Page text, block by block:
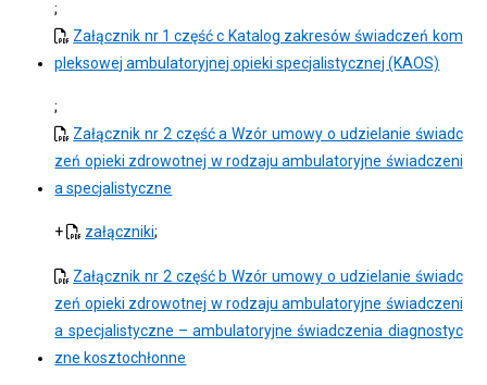
;
Załącznik nr 1 część c Katalog zakresów świadczeń kom
pleksowej ambulatoryjnej opieki specjalistycznej (KAOS)
;
Załącznik nr 2 część a Wzór umowy o udzielanie świadc
zeń opieki zdrowotnej w rodzaju ambulatoryjne świadczeni
a specjalistyczne
+ załączniki;
Załącznik nr 2 część b Wzór umowy o udzielanie świadc
zeń opieki zdrowotnej w rodzaju ambulatoryjne świadczeni
a specjalistyczne – ambulatoryjne świadczenia diagnostyc
zne kosztochłonne